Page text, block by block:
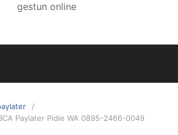
gestun online
Paylater Pidie WA 0895-2466-0049